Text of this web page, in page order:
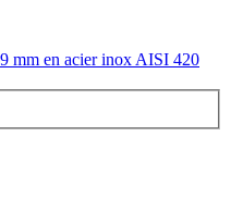
mm en acier inox AISI 420